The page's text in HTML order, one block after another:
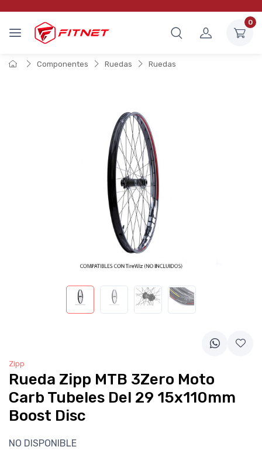
0
Componentes Ruedas Ruedas
Zipp
Rueda Zipp MTB 3Zero Moto
Carb Tubeles Del 29 15x110mm
Boost Disc
NO DISPONIBLE